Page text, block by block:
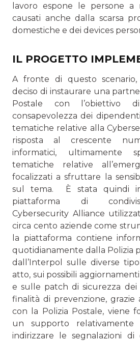
lavoro espone le persone
causati anche dalla scarsa
domestiche e dei devices
IL PROGETTO
A fronte di questo scenario,
deciso di in­staurare una
Postale con l’obiettivo
consapevolezza dei
tematiche relative alla
rispo­sta al crescente
informatici, ultimamente
tematiche relative
focalizzati a sfruttare la
sul tema. È stata quindi
piattaforma di
Cybersecurity Alliance
circa cento aziende come
la piatta­forma contiene
quotidianamente dalla Polizia
dall’Interpol sulle diverse
atto, sui possibili
e sulle patch di sicurezza
finalità di prevenzione, grazie
con la Polizia Postale, viene
un supporto
indirizzare le segnalazioni di